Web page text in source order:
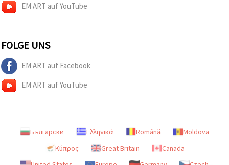
EM ART auf YouTube
FOLGE UNS
EM ART auf Facebook
EM ART auf YouTube
Български Ελληνικά Română
Moldova
Κύπρος
Great Britain
Canada